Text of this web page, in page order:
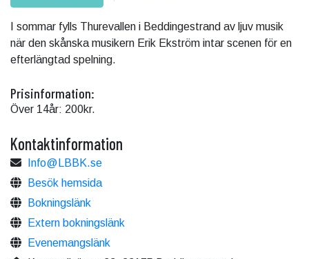
I sommar fylls Thurevallen i Beddingestrand av ljuv musik
när den skånska musikern Erik Ekström intar scenen för en
efterlängtad spelning.
Prisinformation:
Över 14år: 200kr.
Kontaktinformation
Info@LBBK.se
Besök hemsida
Bokningslänk
Extern bokningslänk
Evenemangslänk